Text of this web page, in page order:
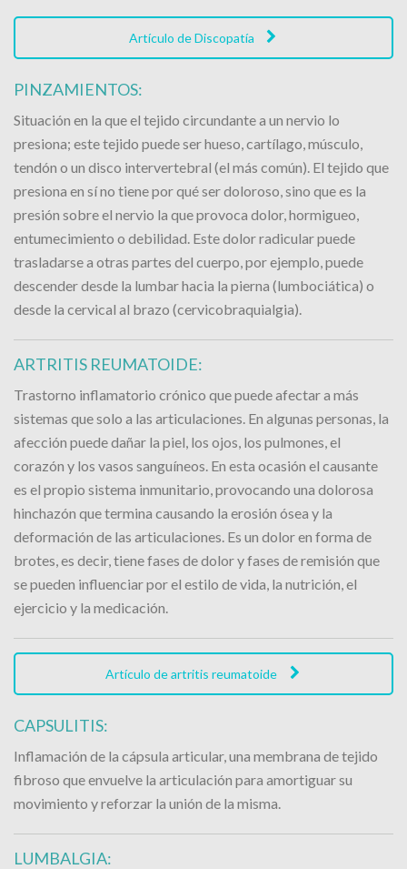
Artículo de Discopatía
PINZAMIENTOS:
Situación en la que el tejido circundante a un nervio lo
presiona; este tejido puede ser hueso, cartílago, músculo,
tendón o un disco intervertebral (el más común). El tejido que
presiona en sí no tiene por qué ser doloroso, sino que es la
presión sobre el nervio la que provoca dolor, hormigueo,
entumecimiento o debilidad. Este dolor radicular puede
trasladarse a otras partes del cuerpo, por ejemplo, puede
descender desde la lumbar hacia la pierna (lumbociática) o
desde la cervical al brazo (cervicobraquialgia).
ARTRITIS REUMATOIDE:
Trastorno inflamatorio crónico que puede afectar a más
sistemas que solo a las articulaciones. En algunas personas, la
afección puede dañar la piel, los ojos, los pulmones, el
corazón y los vasos sanguíneos. En esta ocasión el causante
es el propio sistema inmunitario, provocando una dolorosa
hinchazón que termina causando la erosión ósea y la
deformación de las articulaciones. Es un dolor en forma de
brotes, es decir, tiene fases de dolor y fases de remisión que
se pueden influenciar por el estilo de vida, la nutrición, el
ejercicio y la medicación.
Artículo de artritis reumatoide
CAPSULITIS:
Inflamación de la cápsula articular, una membrana de tejido
fibroso que envuelve la articulación para amortiguar su
movimiento y reforzar la unión de la misma.
LUMBALGIA: